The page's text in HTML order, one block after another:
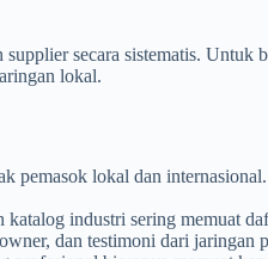
secara sistematis. Untuk
lokal.
pemasok lokal dan
katalog industri sering memuat
dan testimoni dari jaringan